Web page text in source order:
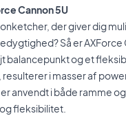
Cannon 5U
der giver dig
Så er
balancepunkt og et
i masser af
anvendt i både ramme
fleksibilitet.